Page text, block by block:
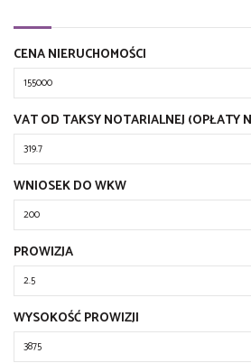
CENA NIERUCHOMOŚCI
VAT OD TAKSY NOTARIALNEJ (OPŁATY
WNIOSEK DO WKW
PROWIZJA
WYSOKOŚĆ PROWIZJI